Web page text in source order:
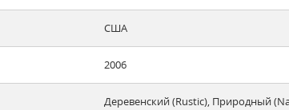
США
2006
Деревенский (Rustic), Природный